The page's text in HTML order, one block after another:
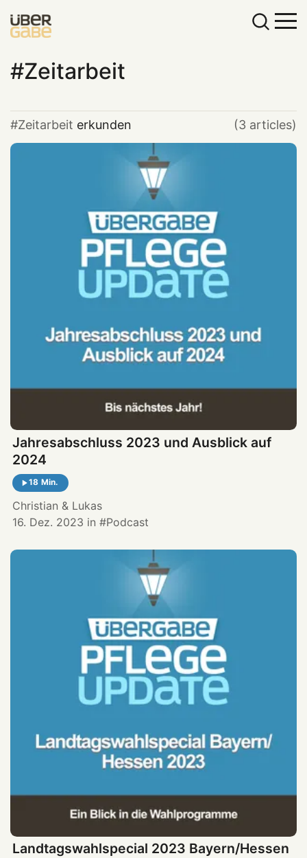
Zeitarbeit
Zeitarbeit erkunden (3 articles)
Jahresabschluss 2023 und Ausblick auf
2024
18 Min.
Christian & Lukas
16. Dez. 2023 in Podcast
Landtagswahlspecial 2023 Bayern/Hessen